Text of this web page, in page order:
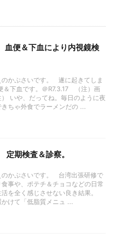
便＆下血により内視鏡検
のかぷさいです。 遂に起きてしま
＆下血です。＠R7.3.17 （注）画
いや、だってね。毎日のように夜
ちゃ外食でラーメンだの ...
期検査＆診察。
のかぷさいです。 台湾出張研修で
事や、ポテチ＆チョコなどの日常
を全く感じさせない良き結果。
けて「低脂質メニュ ...